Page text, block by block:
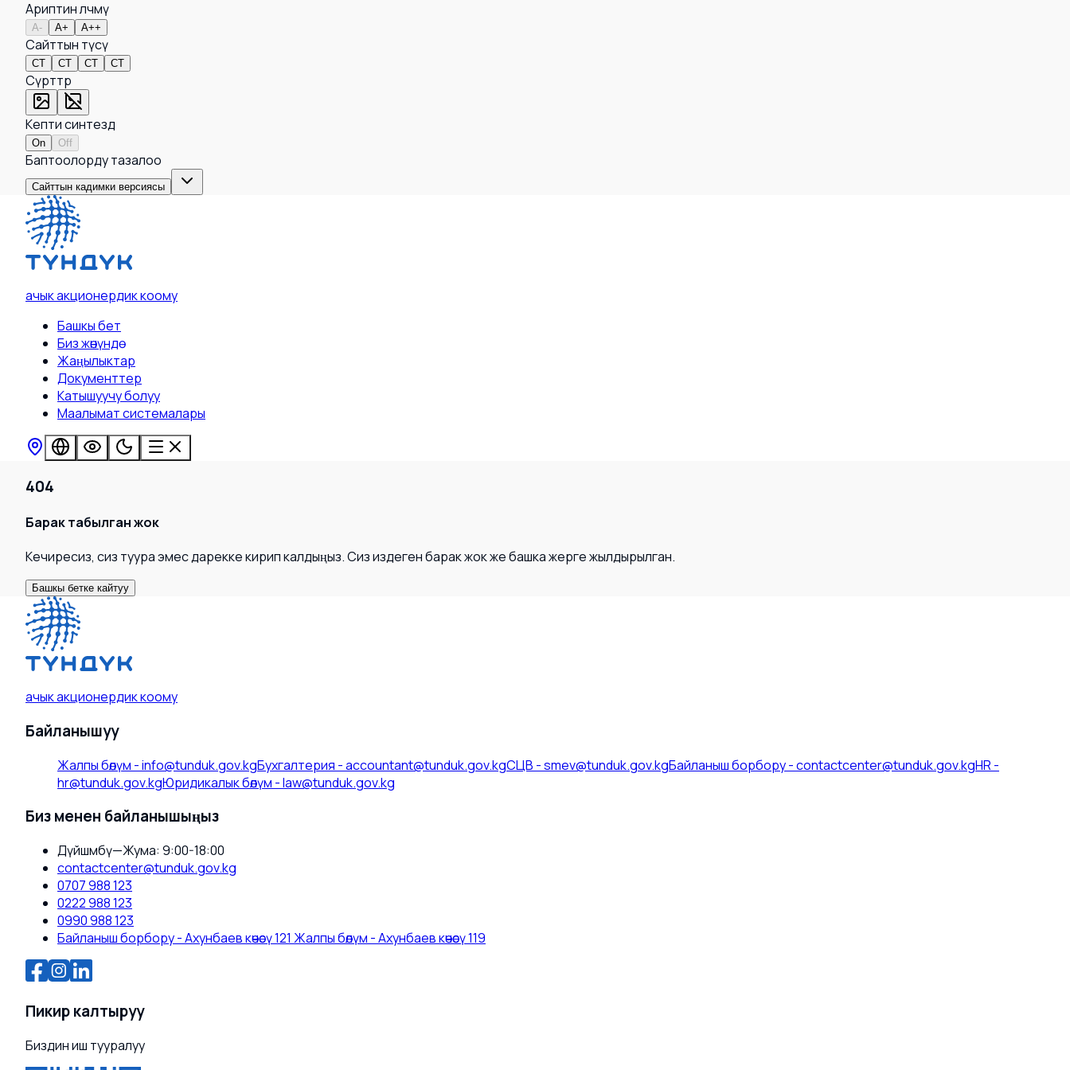
Ариптин өлчөмү
A- A+ A++
Сайттын түсү
СТ СТ СТ СТ
Сүрөттөр
Кепти синтездөө
On Off
Баптоолорду тазалоо
Сайттын кадимки версиясы
ачык акционердик коому
Башкы бет
Биз жөнүндө
Жаңылыктар
Документтер
Катышуучу болуу
Маалымат системалары
404
Барак табылган жок
Кечиресиз, сиз туура эмес дарекке кирип калдыңыз. Сиз издеген барак жок же башка жерге жылдырылган.
Башкы бетке кайтуу
ачык акционердик коому
Байланышуу
Жалпы бөлүм -info@tunduk.gov.kgБухгалтерия -accountant@tunduk.gov.kgСЦВ -smev@tunduk.gov.kgБайланыш борбору-contactcenter@tunduk.gov.kgHR-
hr@tunduk.gov.kgЮридикалык бөлүм -law@tunduk.gov.kg
Биз менен байланышыңыз
Дүйшөмбү—Жума: 9:00-18:00
contactcenter@tunduk.gov.kg
0707 988 123
0222 988 123
0990 988 123
Байланыш борбору - Ахунбаев көчөсү 121 Жалпы бөлүм - Ахунбаев көчөсү 119
Пикир калтыруу
Биздин иш тууралуу